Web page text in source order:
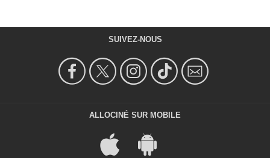
SUIVEZ-NOUS
ALLOCINÉ SUR MOBILE